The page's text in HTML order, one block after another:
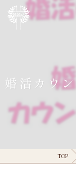
婚活カウ
TOP